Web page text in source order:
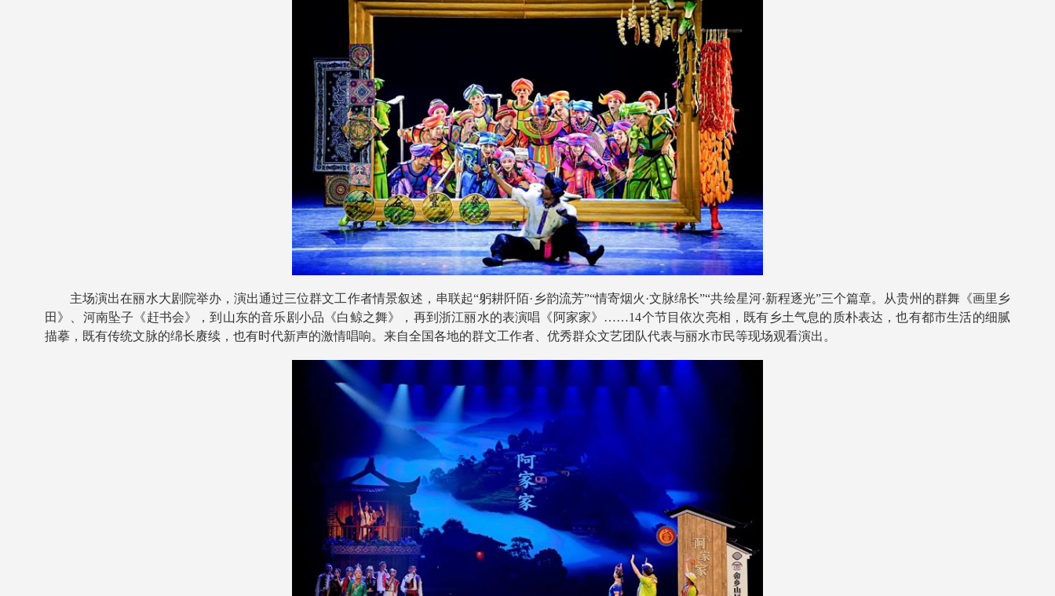
主场演出在丽水大剧院举办，演出通过三位群文工作者情景叙述，串联起“躬耕阡陌·乡韵流芳”“情寄烟火·文脉绵长”“共绘星河·新程逐光”三个篇章。从贵州的群舞《画里乡
田》、河南坠子《赶书会》，到山东的音乐剧小品《白鲸之舞》，再到浙江丽水的表演唱《阿家家》……14个节目依次亮相，既有乡土气息的质朴表达，也有都市生活的细腻
描摹，既有传统文脉的绵长赓续，也有时代新声的激情唱响。来自全国各地的群文工作者、优秀群众文艺团队代表与丽水市民等现场观看演出。